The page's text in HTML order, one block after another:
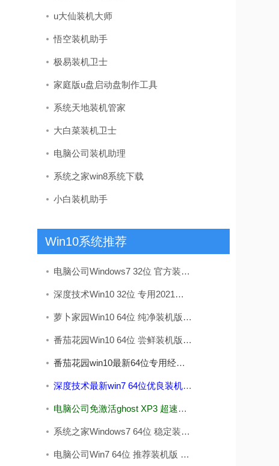
u大仙装机大师
悟空装机助手
极易装机卫士
家庭版u盘启动盘制作工具
系统天地装机管家
大白菜装机卫士
电脑公司装机助理
系统之家win8系统下载
小白装机助手
Win10系统推荐
电脑公司Windows7 32位 官方装机版 2020.08
深度技术Win10 32位 专用2021五一装机版
萝卜家园Win10 64位 纯净装机版 v2020.05
番茄花园Win10 64位 尝鲜装机版 2019.11
番茄花园win10最新64位专用经典版v2026.08
深度技术最新win7 64位优良装机版v2026.08
电脑公司免激活ghost XP3 超速精品版v2022
系统之家Windows7 64位 稳定装机版 2020.09
电脑公司Win7 64位 推荐装机版 2020.12